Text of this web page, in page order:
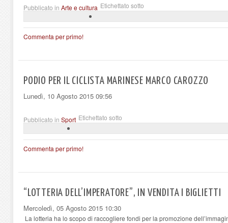
Pubblicato in Arte e cultura Etichettato sotto
Commenta per primo!
PODIO PER IL CICLISTA MARINESE MARCO CAROZZO
Lunedì, 10 Agosto 2015 09:56
Pubblicato in Sport Etichettato sotto
Commenta per primo!
“LOTTERIA DELL’IMPERATORE”, IN VENDITA I BIGLIETTI
Mercoledì, 05 Agosto 2015 10:30
La lotteria ha lo scopo di raccogliere fondi per la promozione